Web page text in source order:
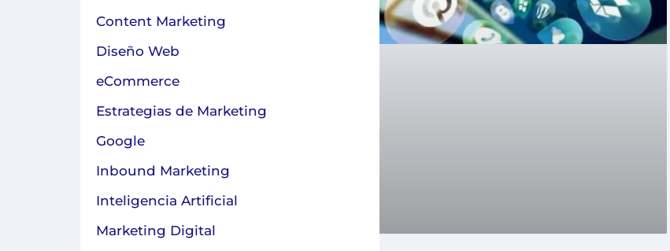
Content Marketing
Diseño Web
eCommerce
Estrategias de Marketing
Google
Inbound Marketing
Inteligencia Artificial
Marketing Digital